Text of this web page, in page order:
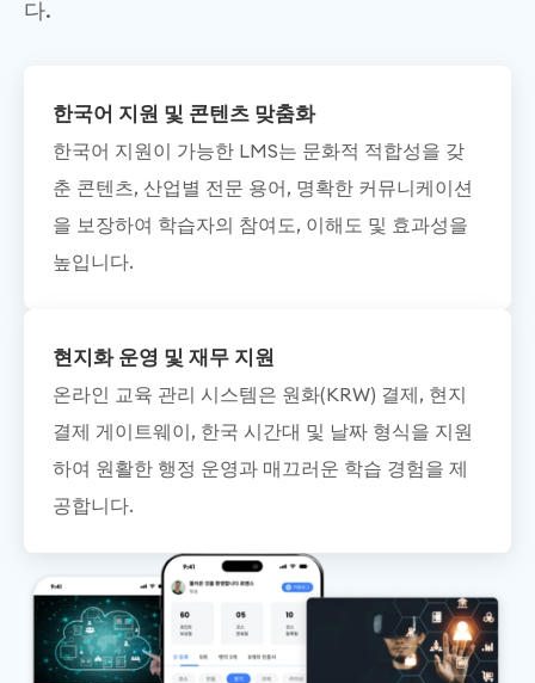
다.
한국어 지원 및 콘텐츠 맞춤화
한국어 지원이 가능한 LMS는 문화적 적합성을 갖
춘 콘텐츠, 산업별 전문 용어, 명확한 커뮤니케이션
을 보장하여 학습자의 참여도, 이해도 및 효과성을
높입니다.
현지화 운영 및 재무 지원
온라인 교육 관리 시스템은 원화(KRW) 결제, 현지
결제 게이트웨이, 한국 시간대 및 날짜 형식을 지원
하여 원활한 행정 운영과 매끄러운 학습 경험을 제
공합니다.